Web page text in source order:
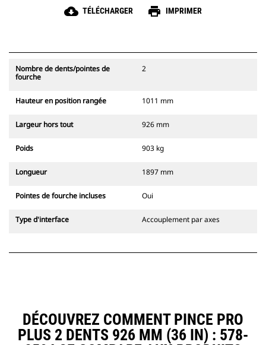
cloud_download TÉLÉCHARGER print IMPRIMER
Nombre de dents/pointes de
fourche
2
Hauteur en position rangée 1011 mm
Largeur hors tout 926 mm
Poids 903 kg
Longueur 1897 mm
Pointes de fourche incluses Oui
Type d'interface Accouplement par axes
DÉCOUVREZ COMMENT PINCE PRO
PLUS 2 DENTS 926 MM (36 IN) : 578-